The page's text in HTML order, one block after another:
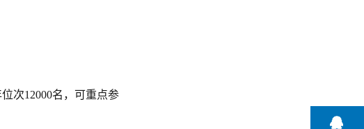
次12000名，可重点参